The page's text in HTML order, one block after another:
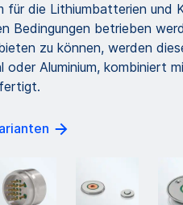
für die Lithiumbatterien und
Bedingungen betrieben
zu können, werden
oder Aluminium, kombiniert